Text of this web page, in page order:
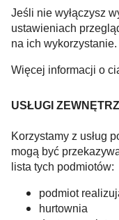
Jeśli nie wyłączysz
ustawieniach
na ich wykorzystanie.
Więcej informacji o
USŁUGI
Korzystamy z usług
mogą być
lista tych podmiotów:
podmiot
hurtownia